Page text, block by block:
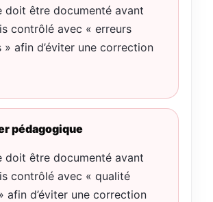
doit être documenté avant
contrôlé avec « erreurs
» afin d’éviter une correction
pédagogique
doit être documenté avant
contrôlé avec « qualité
afin d’éviter une correction